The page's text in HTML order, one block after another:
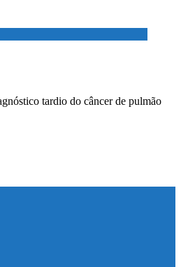
tardio do câncer de pulmão